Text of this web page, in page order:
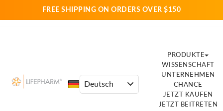
FREE SHIPPING ON ORDERS OVER $150
PRODUKTE
WISSENSCHAFT
UNTERNEHMEN
CHANCE
JETZT KAUFEN
JETZT BEITRETEN